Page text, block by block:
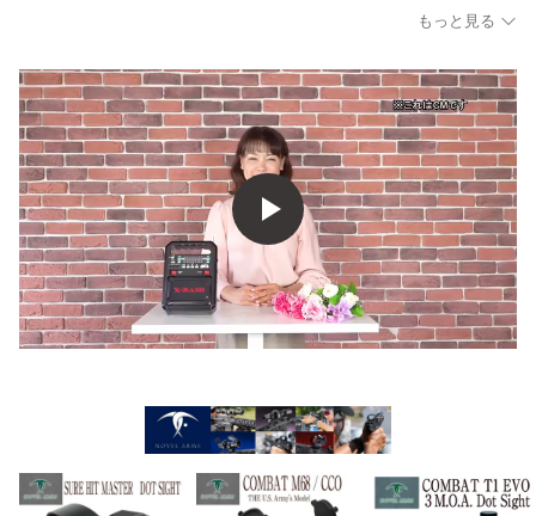
ートゥース USB アウト
ドア ソーラー充電 ラジ
オ 避難グッズ キャンプ
登山 緊急時 地震
ッズ キャンプ 登山 緊急
時 地震
ア全般に役立つ【SURVI
VOR-11】 ソーラーパネ
充電 キャンプ 登山 SOS
アウトドア 災害 防災 ソ
ーラー充電 ラジオ 緊急
時 地震 台風 防災グッズ
もっと見る